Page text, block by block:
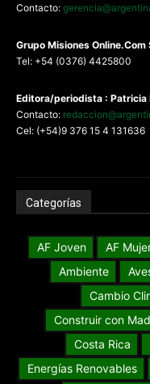
Contacto:
Grupo Misiones Online.Com
Tel: +54 (0376) 4425800
Editora/periodista : Patricia
Contacto:
Cel: (+54)9 376 15 4 131636
Categorías
AF Joven AF
Ambiente
Cambio
Construir con
Costa Rica
Energías Renovables